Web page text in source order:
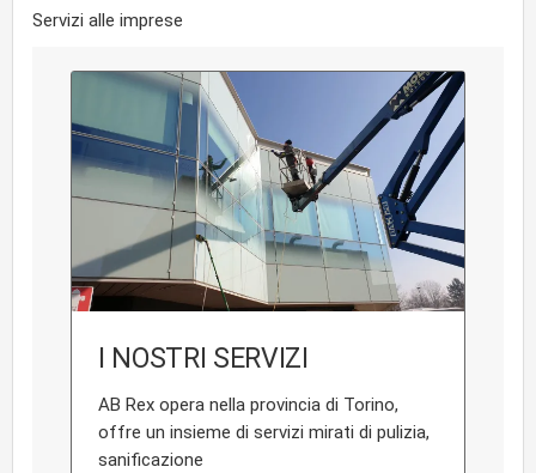
Servizi alle imprese
I NOSTRI SERVIZI
AB Rex opera nella provincia di Torino,
offre un insieme di servizi mirati di pulizia,
sanificazione